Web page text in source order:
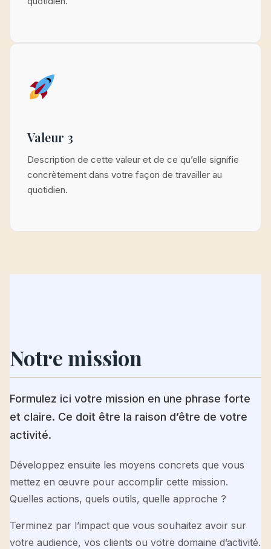
Valeur 3
Description de cette valeur et de ce qu’elle signifie
concrètement dans votre façon de travailler au
quotidien.
Notre mission
Formulez ici votre mission en une phrase forte
et claire. Ce doit être la raison d’être de votre
activité.
Développez ensuite les moyens concrets que vous
mettez en œuvre pour accomplir cette mission.
Quelles actions, quels outils, quelle approche ?
Terminez par l’impact que vous souhaitez avoir sur
votre audience, vos clients ou votre domaine d’activité.